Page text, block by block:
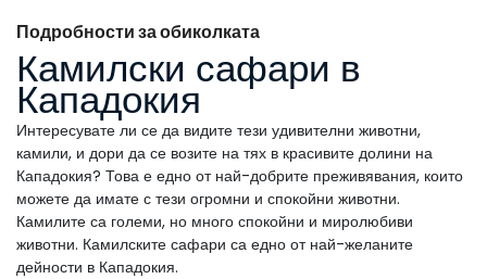
Подробности за обиколката
Камилски сафари в
Кападокия
Интересувате ли се да видите тези удивителни животни,
камили, и дори да се возите на тях в красивите долини на
Кападокия? Това е едно от най-добрите преживявания, които
можете да имате с тези огромни и спокойни животни.
Камилите са големи, но много спокойни и миролюбиви
животни. Камилските сафари са едно от най-желаните
дейности в Кападокия.